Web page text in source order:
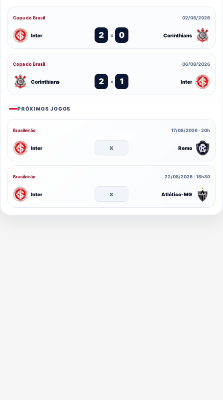
Copa do Brasil 02/08/2026
Inter 2 x 0 Corinthians
Copa do Brasil 06/08/2026
Corinthians 2 x 1 Inter
PRÓXIMOS JOGOS
Brasileirão 17/08/2026 · 20h
Inter x Remo
Brasileirão 22/08/2026 · 18h30
Inter x Atlético-MG